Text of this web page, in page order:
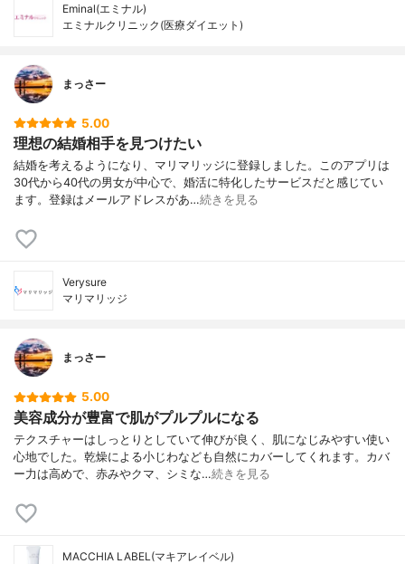
Eminal(エミナル)
エミナルクリニック(医療ダイエット)
まっさー
5.00
理想の結婚相手を見つけたい
結婚を考えるようになり、マリマリッジに登録しました。このアプリは
30代から40代の男女が中心で、婚活に特化したサービスだと感じてい
ます。登録はメールアドレスがあ…続きを見る
Verysure
マリマリッジ
まっさー
5.00
美容成分が豊富で肌がプルプルになる
テクスチャーはしっとりとしていて伸びが良く、肌になじみやすい使い
心地でした。乾燥による小じわなども自然にカバーしてくれます。カバ
ー力は高めで、赤みやクマ、シミな…続きを見る
MACCHIA LABEL(マキアレイベル)